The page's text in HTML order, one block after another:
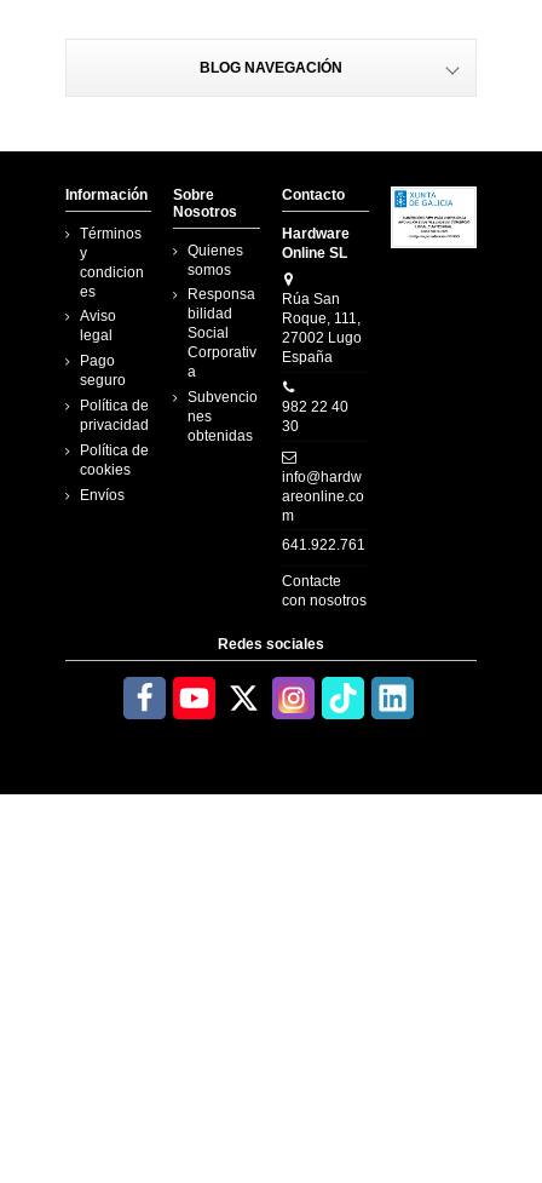
BLOG NAVEGACIÓN
Información
Términos
y
condicion
es
Aviso
legal
Pago
seguro
Política de
privacidad
Política de
cookies
Envíos
Sobre
Nosotros
Quienes
somos
Responsa
bilidad
Social
Corporativ
a
Subvencio
nes
obtenidas
Contacto
Hardware
Online SL
Rúa San
Roque, 111,
27002 Lugo
España
982 22 40
30
info@hardw
areonline.co
m
641.922.761
Contacte
con nosotros
Redes sociales